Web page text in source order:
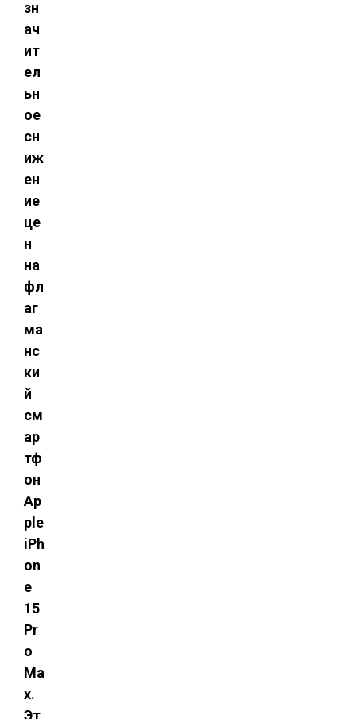
зн
ач
ит
ел
ьн
ое
сн
иж
ен
ие
це
н
на
фл
аг
ма
нс
ки
й
см
ар
тф
он
Ap
ple
iPh
on
e
15
Pr
o
Ma
x.